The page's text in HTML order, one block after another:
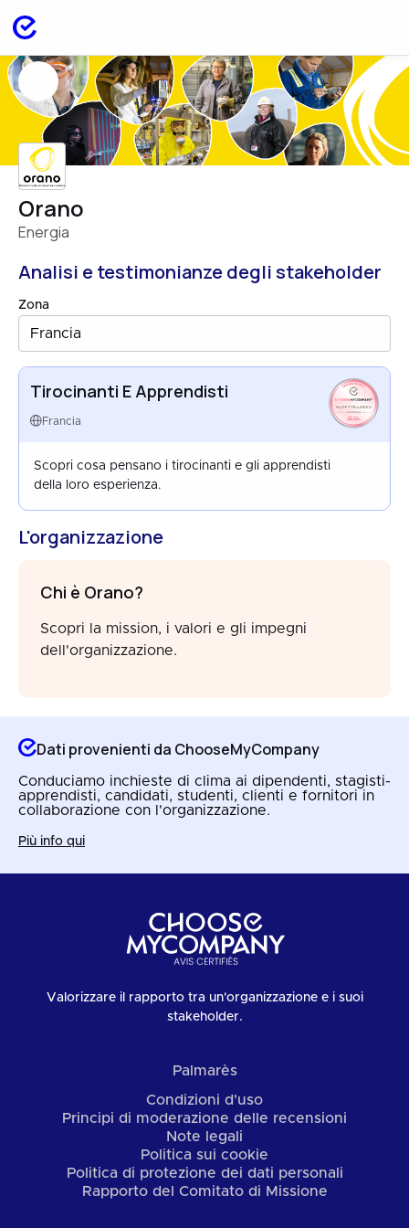
Orano
Energia
Analisi e testimonianze degli stakeholder
Zona
Francia
Tirocinanti E Apprendisti
Francia
HAPPYTRAINEES
FRANCE
AUG 2025
Scopri cosa pensano i tirocinanti e gli apprendisti
della loro esperienza.
L'organizzazione
Chi è Orano?
Scopri la mission, i valori e gli impegni
dell'organizzazione.
Dati provenienti da ChooseMyCompany
Conduciamo inchieste di clima ai dipendenti, stagisti-
apprendisti, candidati, studenti, clienti e fornitori in
collaborazione con l'organizzazione.
Più info qui
Valorizzare il rapporto tra un'organizzazione e i suoi
stakeholder.
Palmarès
Condizioni d'uso
Principi di moderazione delle recensioni
Note legali
Politica sui cookie
Politica di protezione dei dati personali
Rapporto del Comitato di Missione